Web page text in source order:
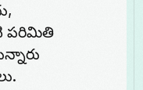
పరిమితి